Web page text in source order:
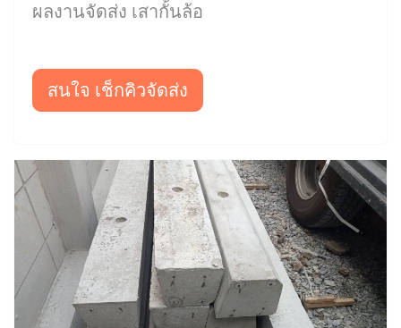
ผลงานจัดส่ง เสากั้นล้อ
สนใจ เช็กคิวจัดส่ง